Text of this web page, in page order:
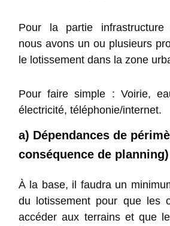
Pour la partie infrastructure
nous avons un ou plusieurs
le lotissement dans la zone
Pour faire simple : Voirie,
électricité, téléphonie/internet.
a) Dépendances de
conséquence de planning)
À la base, il faudra un
du lotissement pour que les
accéder aux terrains et que